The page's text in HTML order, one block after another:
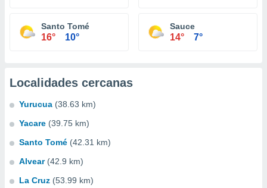
Santo Tomé
16° 10°
Sauce
14° 7°
Localidades cercanas
Yurucua (38.63 km)
Yacare (39.75 km)
Santo Tomé (42.31 km)
Alvear (42.9 km)
La Cruz (53.99 km)